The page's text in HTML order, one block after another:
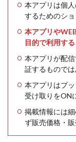
本アプリは個
するためのショ
本アプリや
目的で利用す
本アプリが配
証するものでは
本アプリはプ
受け取りをON
掲載情報には
ず販売価格・販